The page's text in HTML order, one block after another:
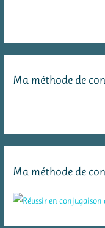
Ma méthode de
Ma méthode de